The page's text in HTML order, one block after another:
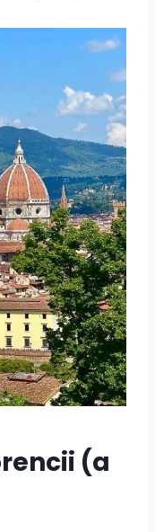
(a